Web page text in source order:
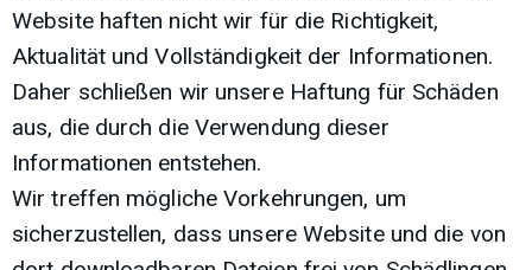
Website haften nicht wir für die Richtigkeit,
Aktualität und Vollständigkeit der Informationen.
Daher schließen wir unsere Haftung für Schäden
aus, die durch die Verwendung dieser
Informationen entstehen.
Wir treffen mögliche Vorkehrungen, um
sicherzustellen, dass unsere Website und die von